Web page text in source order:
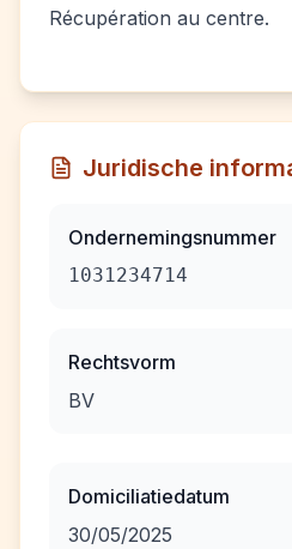
Récupération au centre.
Juridische
Ondernemingsnummer
1031234714
Rechtsvorm
BV
Domiciliatiedatum
30/05/2025